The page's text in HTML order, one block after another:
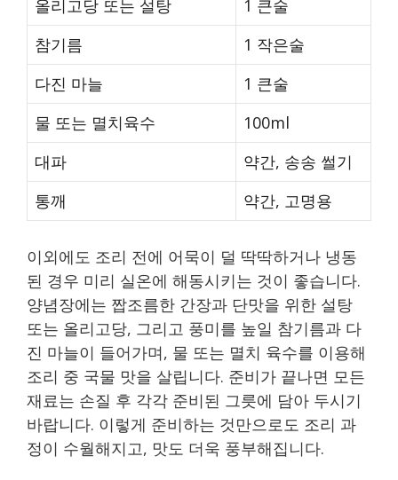
올리고당 또는 설탕
1 큰술
참기름
1 작은술
다진 마늘
1 큰술
물 또는 멸치육수
100ml
대파
약간, 송송 썰기
통깨
약간, 고명용
이외에도 조리 전에 어묵이 덜 딱딱하거나 냉동
된 경우 미리 실온에 해동시키는 것이 좋습니다.
양념장에는 짭조름한 간장과 단맛을 위한 설탕
또는 올리고당, 그리고 풍미를 높일 참기름과 다
진 마늘이 들어가며, 물 또는 멸치 육수를 이용해
조리 중 국물 맛을 살립니다. 준비가 끝나면 모든
재료는 손질 후 각각 준비된 그릇에 담아 두시기
바랍니다. 이렇게 준비하는 것만으로도 조리 과
정이 수월해지고, 맛도 더욱 풍부해집니다.